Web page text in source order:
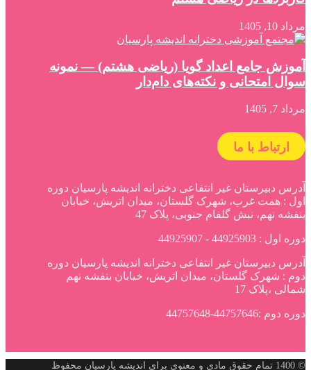
مرداد 10, 1405
آموزش جامع اعداد گویا (ریاضی هشتم) — نمونه
سوال امتحانی و نکته‌های دام‌دار
مرداد 7, 1405
ارتباط با ما
آدرس دبیرستان غیر انتفاعی دخترانه اندیشه پارسیان دوره
اول : همت غرب، شهرک گلستان، میدان اتریش، خیابان
بنفشه نهم، نبش گلفام جنوبی، پلاک 47
دوره اول : 44925903 - 44925907
آدرس دبیرستان غیر انتفاعی دخترانه اندیشه پارسیان دوره
دوم : شهرک گلستان، میدان اتریش، خیابان بنفشه نهم
شمالی ،پلاک 17
دوره دوم :44757646-44757648
© 1400 تمام حقوق مادی و معنوی برای اندیشه پارسیان محفوظ